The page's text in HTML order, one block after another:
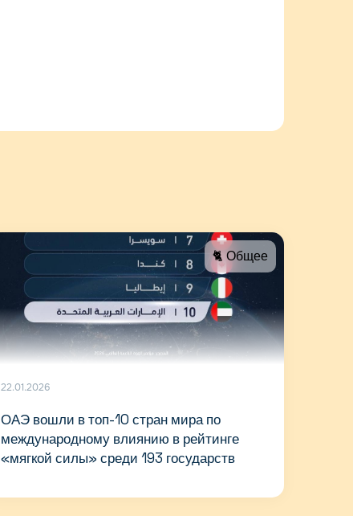
🐈 Общее
22.01.2026
ОАЭ вошли в топ-10 стран мира по
международному влиянию в рейтинге
«мягкой силы» среди 193 государств